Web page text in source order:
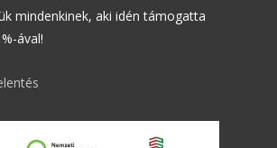
mindenkinek, aki idén támogatta
ával!